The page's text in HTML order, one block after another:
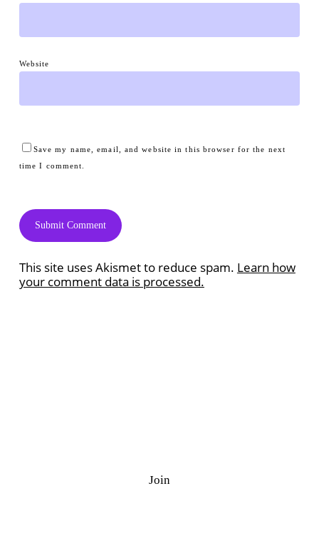
Website
Save my name, email, and website in this browser for the next
time I comment.
This site uses Akismet to reduce spam. Learn how
your comment data is processed.
Join